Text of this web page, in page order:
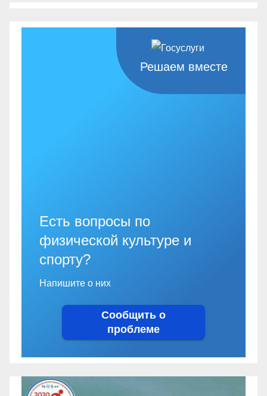
Решаем вместе
Есть вопросы по
физической культуре и
спорту?
Напишите о них
Сообщить о
проблеме